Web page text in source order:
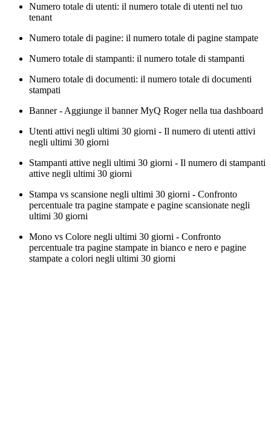
Numero totale di utenti: il numero totale di utenti nel tuo
tenant
Numero totale di pagine: il numero totale di pagine stampate
Numero totale di stampanti: il numero totale di stampanti
Numero totale di documenti: il numero totale di documenti
stampati
Banner - Aggiunge il banner MyQ Roger nella tua dashboard
Utenti attivi negli ultimi 30 giorni - Il numero di utenti attivi
negli ultimi 30 giorni
Stampanti attive negli ultimi 30 giorni - Il numero di stampanti
attive negli ultimi 30 giorni
Stampa vs scansione negli ultimi 30 giorni - Confronto
percentuale tra pagine stampate e pagine scansionate negli
ultimi 30 giorni
Mono vs Colore negli ultimi 30 giorni - Confronto
percentuale tra pagine stampate in bianco e nero e pagine
stampate a colori negli ultimi 30 giorni